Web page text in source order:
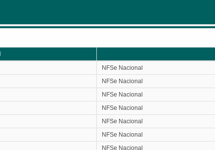
NFSe Nacional
NFSe Nacional
NFSe Nacional
NFSe Nacional
NFSe Nacional
NFSe Nacional
NFSe Nacional